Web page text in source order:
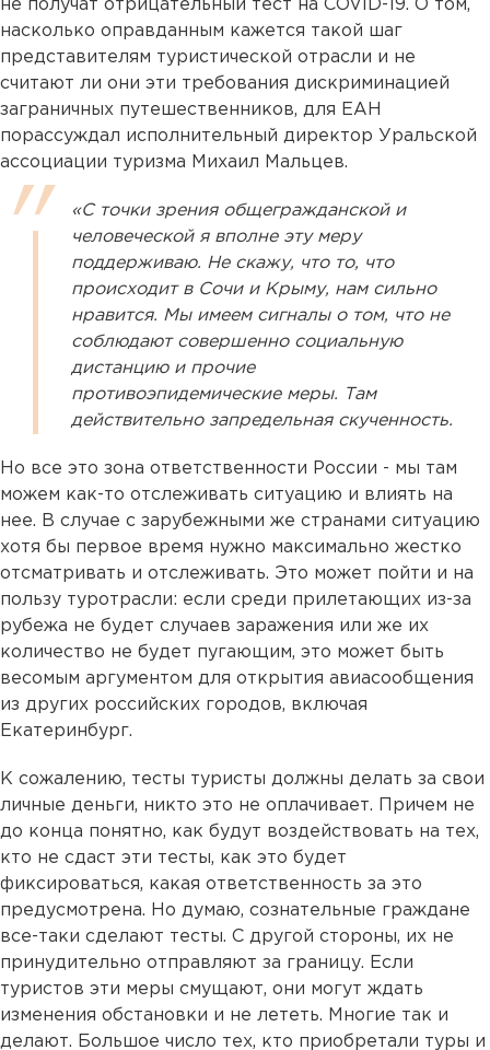
не получат отрицательный тест на COVID-19. О том,
насколько оправданным кажется такой шаг
представителям туристической отрасли и не
считают ли они эти требования дискриминацией
заграничных путешественников, для ЕАН
порассуждал исполнительный директор Уральской
ассоциации туризма Михаил Мальцев.
«С точки зрения общегражданской и
человеческой я вполне эту меру
поддерживаю. Не скажу, что то, что
происходит в Сочи и Крыму, нам сильно
нравится. Мы имеем сигналы о том, что не
соблюдают совершенно социальную
дистанцию и прочие
противоэпидемические меры. Там
действительно запредельная скученность.
Но все это зона ответственности России - мы там
можем как-то отслеживать ситуацию и влиять на
нее. В случае с зарубежными же странами ситуацию
хотя бы первое время нужно максимально жестко
отсматривать и отслеживать. Это может пойти и на
пользу туротрасли: если среди прилетающих из-за
рубежа не будет случаев заражения или же их
количество не будет пугающим, это может быть
весомым аргументом для открытия авиасообщения
из других российских городов, включая
Екатеринбург.
К сожалению, тесты туристы должны делать за свои
личные деньги, никто это не оплачивает. Причем не
до конца понятно, как будут воздействовать на тех,
кто не сдаст эти тесты, как это будет
фиксироваться, какая ответственность за это
предусмотрена. Но думаю, сознательные граждане
все-таки сделают тесты. С другой стороны, их не
принудительно отправляют за границу. Если
туристов эти меры смущают, они могут ждать
изменения обстановки и не лететь. Многие так и
делают. Большое число тех, кто приобретали туры и